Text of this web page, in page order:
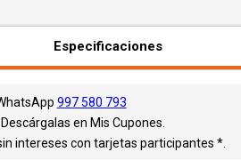
Especificaciones
997 580 793
en Mis Cupones.
intereses con tarjetas participantes *.